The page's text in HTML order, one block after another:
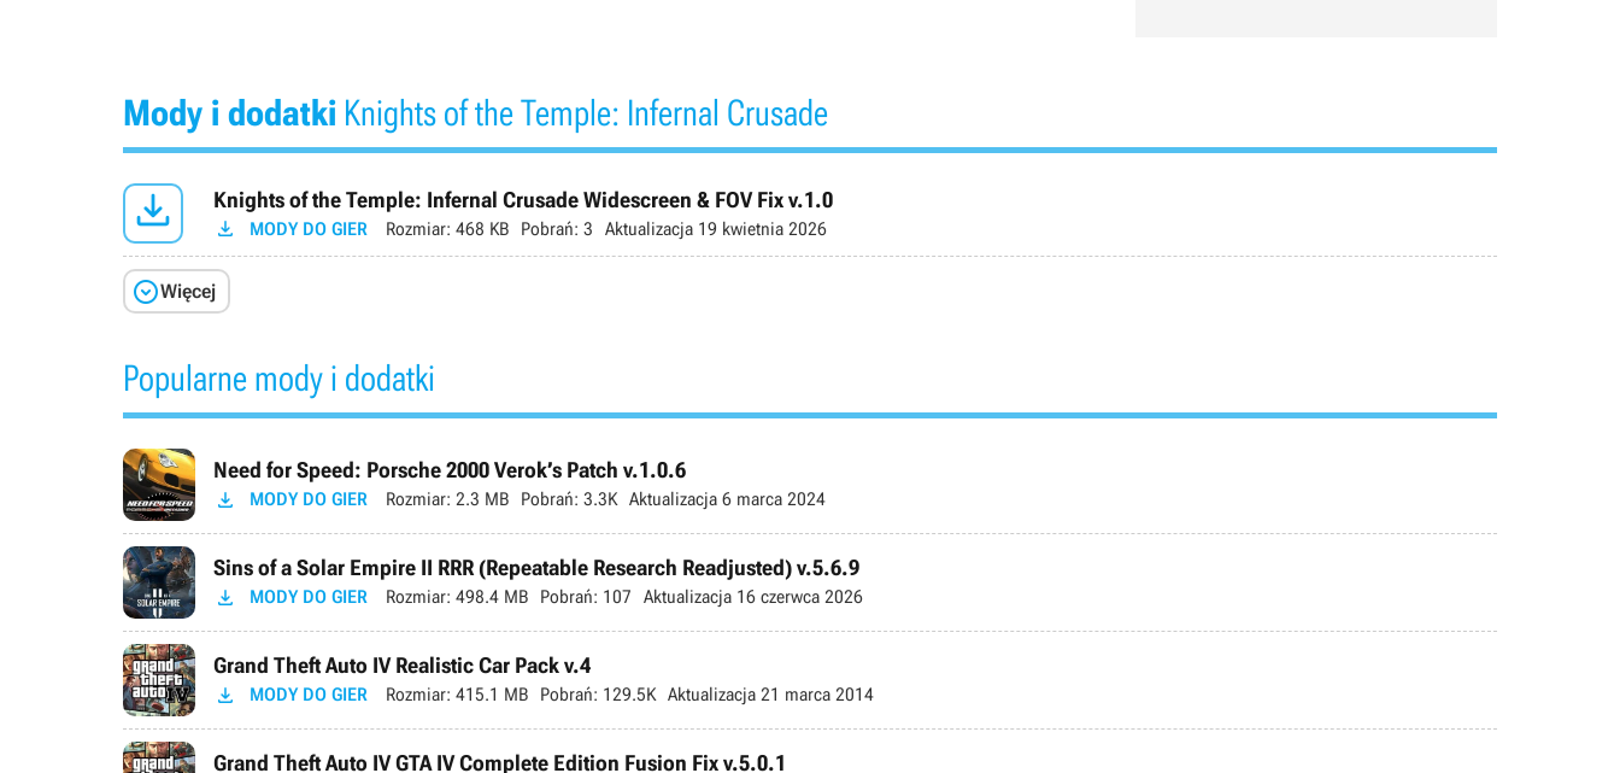
Mody i dodatki Knights of the Temple: Infernal Crusade
 Knights of the Temple: Infernal Crusade Widescreen & FOV Fix v.1.0
 MODY DO GIER Rozmiar: 468 KB Pobrań: 3 Aktualizacja 19 kwietnia 2026
Więcej
Popularne mody i dodatki
Need for Speed: Porsche 2000 Verok’s Patch v.1.0.6
 MODY DO GIER Rozmiar: 2.3 MB Pobrań: 3.3K Aktualizacja 6 marca 2024
Sins of a Solar Empire II RRR (Repeatable Research Readjusted) v.5.6.9
 MODY DO GIER Rozmiar: 498.4 MB Pobrań: 107 Aktualizacja 16 czerwca 2026
Grand Theft Auto IV Realistic Car Pack v.4
 MODY DO GIER Rozmiar: 415.1 MB Pobrań: 129.5K Aktualizacja 21 marca 2014
Grand Theft Auto IV GTA IV Complete Edition Fusion Fix v.5.0.1